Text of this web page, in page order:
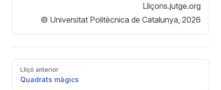
Lliçons.jutge.org
© Universitat Politècnica de Catalunya, 2026
Pager
Lliçó anterior
Quadrats màgics